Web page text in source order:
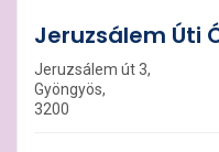
Jeruzsálem Úti
Jeruzsálem út 3,
Gyöngyös,
3200